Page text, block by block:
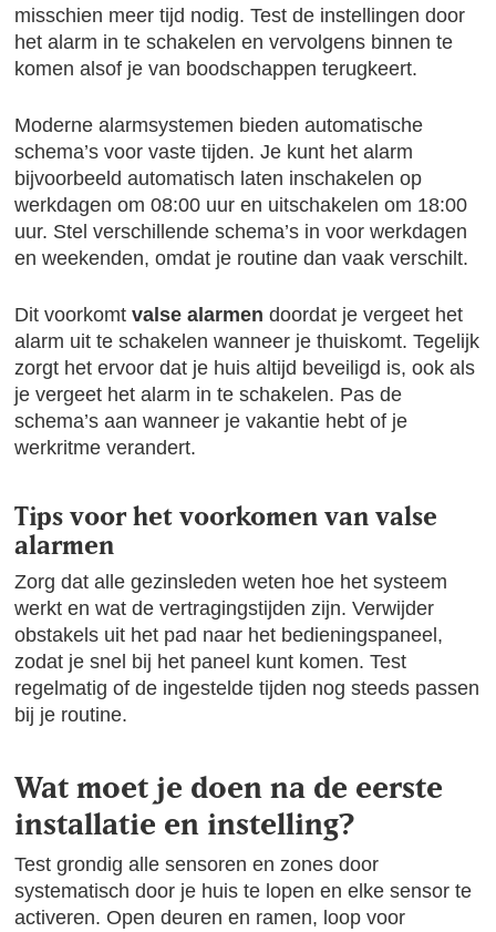
misschien meer tijd nodig. Test de instellingen door
het alarm in te schakelen en vervolgens binnen te
komen alsof je van boodschappen terugkeert.
Moderne alarmsystemen bieden automatische
schema’s voor vaste tijden. Je kunt het alarm
bijvoorbeeld automatisch laten inschakelen op
werkdagen om 08:00 uur en uitschakelen om 18:00
uur. Stel verschillende schema’s in voor werkdagen
en weekenden, omdat je routine dan vaak verschilt.
Dit voorkomtvalse alarmen doordat je vergeet het
alarm uit te schakelen wanneer je thuiskomt. Tegelijk
zorgt het ervoor dat je huis altijd beveiligd is, ook als
je vergeet het alarm in te schakelen. Pas de
schema’s aan wanneer je vakantie hebt of je
werkritme verandert.
Tips voor het voorkomen van valse
alarmen
Zorg dat alle gezinsleden weten hoe het systeem
werkt en wat de vertragingstijden zijn. Verwijder
obstakels uit het pad naar het bedieningspaneel,
zodat je snel bij het paneel kunt komen. Test
regelmatig of de ingestelde tijden nog steeds passen
bij je routine.
Wat moet je doen na de eerste
installatie en instelling?
Test grondig alle sensoren en zones door
systematisch door je huis te lopen en elke sensor te
activeren. Open deuren en ramen, loop voor